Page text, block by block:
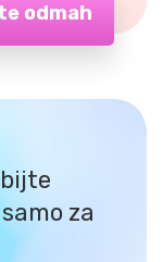
odmah
za